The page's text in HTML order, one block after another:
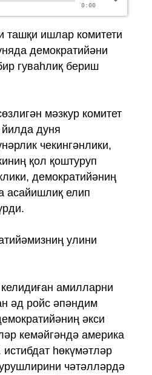
0:00
ташқи ишлар комитети
демократийәни
гуваһлиқ бериш
мәзкур комитет
йилда дуня
чекингәнлики,
қол қоштуруп
демократийәниң
асайишлиқ елип
улини
амилларни
әд ройс әпәндим
әкси
кемәйгәндә америка
һөкүмәтләр
чәтәлләрдә